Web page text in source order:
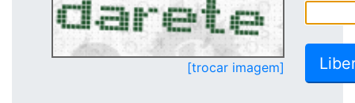
[trocar imagem]